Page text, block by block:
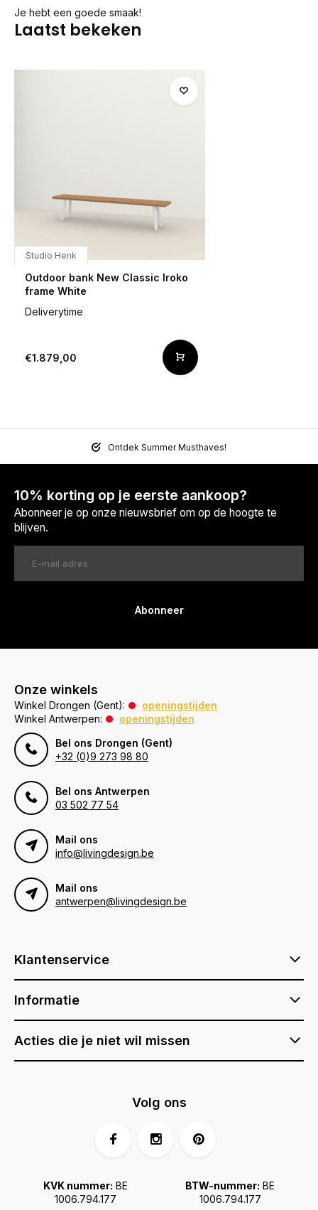
Je hebt een goede smaak!
Laatst bekeken
Studio Henk
Outdoor bank New Classic Iroko
frame White
Deliverytime
€1.879,00
Ontdek Summer Musthaves!
10% korting op je eerste aankoop?
Abonneer je op onze nieuwsbrief om op de hoogte te
blijven.
Abonneer
Onze winkels
Winkel Drongen (Gent):
openingstijden
Winkel Antwerpen:
openingstijden
Bel ons Drongen (Gent)
+32 (0)9 273 98 80
Bel ons Antwerpen
03 502 77 54
Mail ons
info@livingdesign.be
Mail ons
antwerpen@livingdesign.be
Klantenservice
Informatie
Acties die je niet wil missen
KVK nummer: BE
1006.794.177
BTW-nummer: BE
1006.794.177
Volg ons